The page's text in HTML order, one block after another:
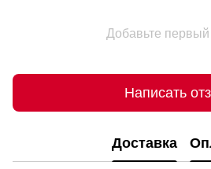
Добавьте первый
Написать
Доставка